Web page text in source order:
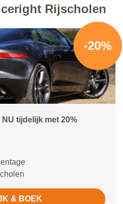
Rijscholen
-20%
tijdelijk met 20%
& BOEK